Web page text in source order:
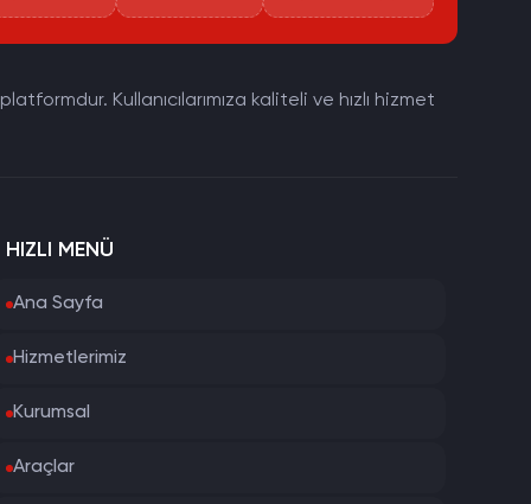
Kullanıcılarımıza kaliteli ve hızlı hizmet
HIZLI MENÜ
Ana Sayfa
Hizmetlerimiz
Kurumsal
Araçlar